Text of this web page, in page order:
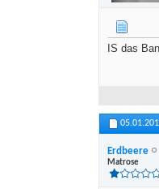
IS das
Erdbeere
Matrose